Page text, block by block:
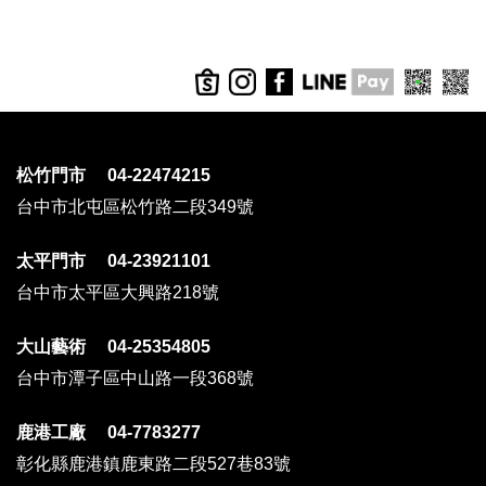
松竹門市 04-22474215
台中市北屯區松竹路二段349號
太平門市 04-23921101
台中市太平區大興路218號
大山藝術 04-25354805
台中市潭子區中山路一段368號
鹿港工廠 04-7783277
彰化縣鹿港鎮鹿東路二段527巷83號